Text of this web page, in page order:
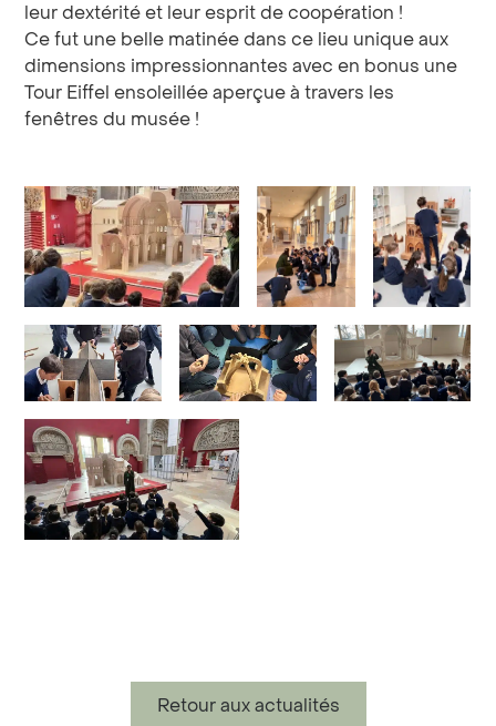
leur dextérité et leur esprit de coopération !
Ce fut une belle matinée dans ce lieu unique aux
dimensions impressionnantes avec en bonus une
Tour Eiffel ensoleillée aperçue à travers les
fenêtres du musée !
Retour aux actualités